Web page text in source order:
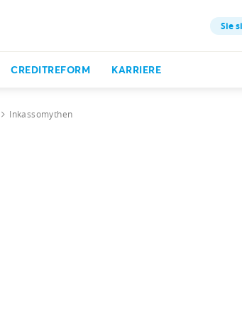
Sie
CREDITREFORM KARRIERE
Inkassomythen